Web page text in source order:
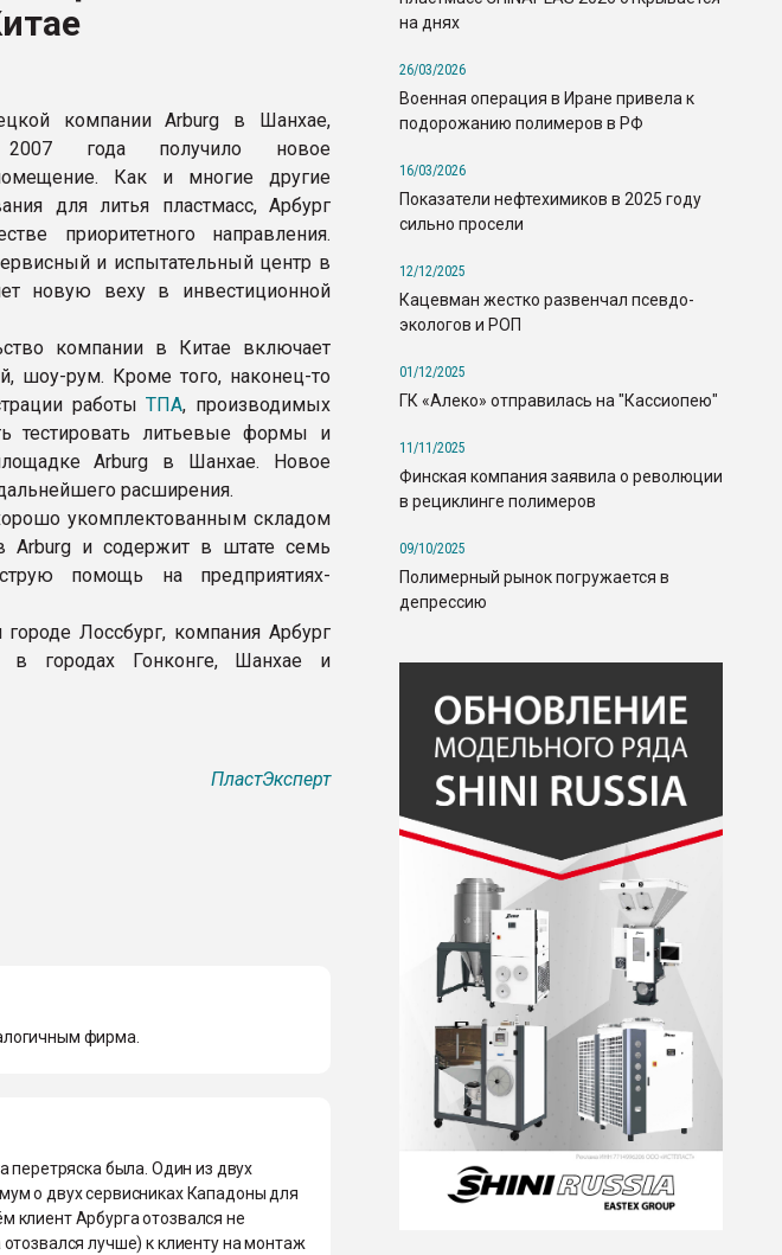
компании Arburg в Шанхае,
года получило новое
Как и многие другие
для литья пластмасс, Арбург
приоритетного направления.
и испытательный центр в
новую веху в инвестиционной
компании в Китае включает
шоу-рум. Кроме того, наконец-то
работыТПА, производимых
тестировать литьевые формы и
Arburg в Шанхае. Новое
расширения.
укомплектованным складом
Arburg и содержит в штате семь
помощь на предприятиях-
Лоссбург, компания Арбург
в городах Гонконге, Шанхае и
ПластЭксперт
фирма.
перетряска была. Один из двух
о двух сервисниках Кападоны для
клиент Арбурга отозвался не
лучше) к клиенту на монтаж
на днях
26/03/2026
Военная операция в Иране привела к
подорожанию полимеров в РФ
16/03/2026
Показатели нефтехимиков в 2025 году
сильно просели
12/12/2025
Кацевман жестко развенчал псевдо-
экологов и РОП
01/12/2025
ГК «Алеко» отправилась на "Кассиопею"
11/11/2025
Финская компания заявила о революции
в рециклинге полимеров
09/10/2025
Полимерный рынок погружается в
депрессию